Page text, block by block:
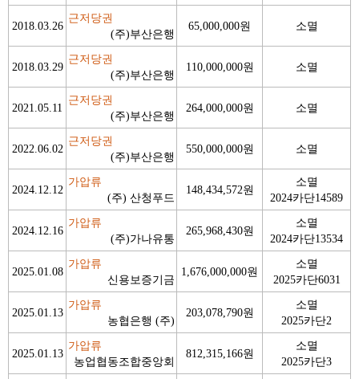
2018.03.26
근저당권
(주)부산은행
65,000,000원 소멸
2018.03.29
근저당권
(주)부산은행
110,000,000원 소멸
2021.05.11
근저당권
(주)부산은행
264,000,000원 소멸
2022.06.02
근저당권
(주)부산은행
550,000,000원 소멸
2024.12.12
가압류
(주) 산청푸드
148,434,572원
소멸
2024카단14589
2024.12.16
가압류
(주)가나유통
265,968,430원
소멸
2024카단13534
2025.01.08
가압류
신용보증기금
1,676,000,000원
소멸
2025카단6031
2025.01.13
가압류
농협은행 (주)
203,078,790원
소멸
2025카단2
2025.01.13
가압류
농업협동조합중앙회
812,315,166원
소멸
2025카단3